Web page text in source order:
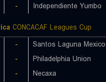
- Independiente Yumbo
CONCACAF Leagues Cup
- Santos Laguna Mexico
- Philadelphia Union
- Necaxa